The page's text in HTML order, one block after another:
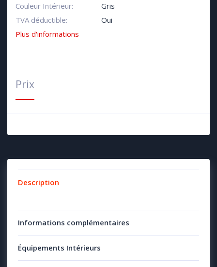
Couleur Intérieur:
Gris
TVA déductible:
Oui
Plus d'informations
Prix
Description
Informations complémentaires
Équipements Intérieurs